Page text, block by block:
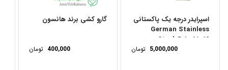
اسپرایدر درجه یک پاکستانی
German Stainless
Steel-R-L-61-62
5,000,000 تومان
گارو کشی برند هانسون
400,000 تومان